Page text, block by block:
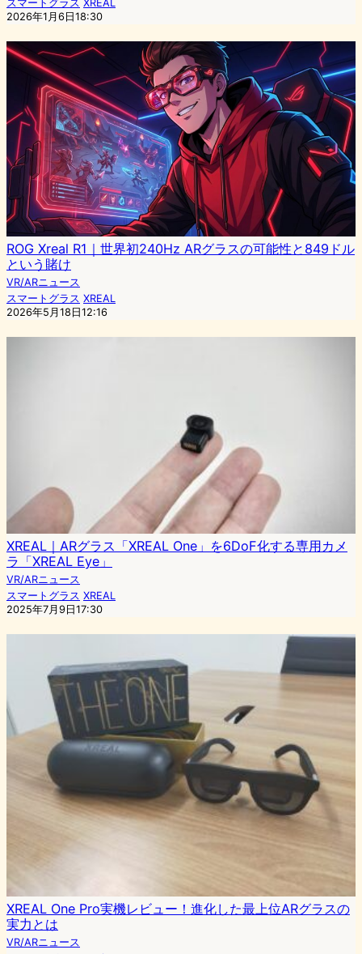
スマートグラス XREAL
2026年1月6日18:30
ROG Xreal R1｜世界初240Hz ARグラスの可能性と849ドル
という賭け
VR/ARニュース
スマートグラス XREAL
2026年5月18日12:16
XREAL｜ARグラス「XREAL One」を6DoF化する専用カメ
ラ「XREAL Eye」
VR/ARニュース
スマートグラス XREAL
2025年7月9日17:30
XREAL One Pro実機レビュー！進化した最上位ARグラスの
実力とは
VR/ARニュース